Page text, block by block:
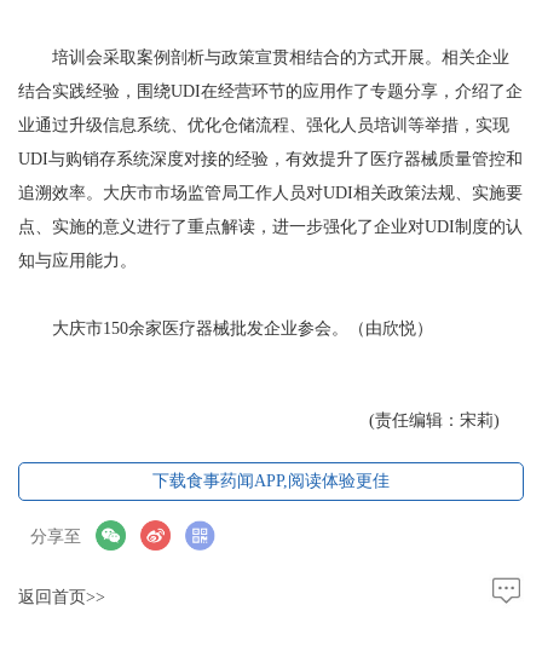
培训会采取案例剖析与政策宣贯相结合的方式开展。相关企业
结合实践经验，围绕UDI在经营环节的应用作了专题分享，介绍了企
业通过升级信息系统、优化仓储流程、强化人员培训等举措，实现
UDI与购销存系统深度对接的经验，有效提升了医疗器械质量管控和
追溯效率。大庆市市场监管局工作人员对UDI相关政策法规、实施要
点、实施的意义进行了重点解读，进一步强化了企业对UDI制度的认
知与应用能力。
大庆市150余家医疗器械批发企业参会。（由欣悦）
(责任编辑：宋莉)
下载食事药闻APP,阅读体验更佳
分享至
返回首页>>